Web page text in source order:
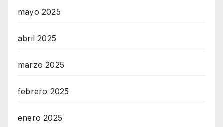
mayo 2025
abril 2025
marzo 2025
febrero 2025
enero 2025